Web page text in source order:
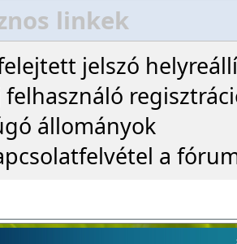
linkek
jelszó
felhasználó
állományok
a